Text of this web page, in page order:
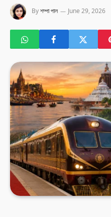
Byশম্পা পাল June 29, 2026